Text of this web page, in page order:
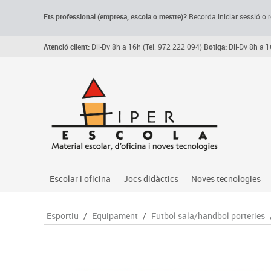
Ets professional (empresa, escolao mestre)? Recorda iniciar sessió o
Atenció client: Dll-Dv 8h a 16h (Tel. 972 222 094)Botiga: Dll-Dv 8h a
Escolar i oficina
Arxiu, carpetes i classificadors
Jocs didàctics
Primeres edats
Noves tecnologies
Audio
Esportiu / Equipament / Futbol sala/handbol porteries